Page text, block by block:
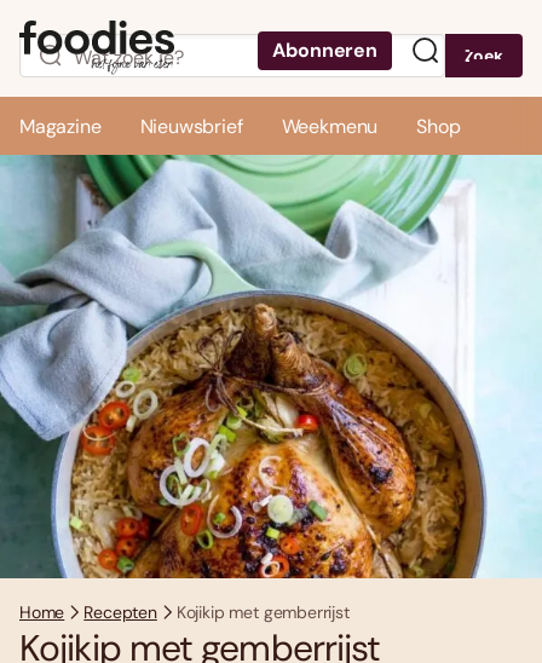
Abonneren Zoek
Magazine Nieuwsbrief Weekmenu Shop
Home Recepten Kojikip met gemberrijst
Kojikip met gemberrijst